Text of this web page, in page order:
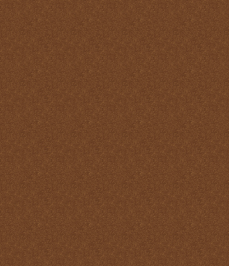
salvación de mundo
La Santa Misa y la santidad
La Santa Misa y la tibieza.
La Santa Misa y la unidad
La Santa Misa y la Vida
Eterna
La Santa Misa y las
virtudes
La Santa Misa y los
Ángeles
La Santa Misa y los Santos
La Santa Misa y nuestra
transformación en Cristo
La suprema adoración
Las cuatro finalidades de
la Santa Misa
María Santísima y la
Eucaristía
María Santísima y la Santa
Misa
Misas Gregorianas
Misterio de unidad